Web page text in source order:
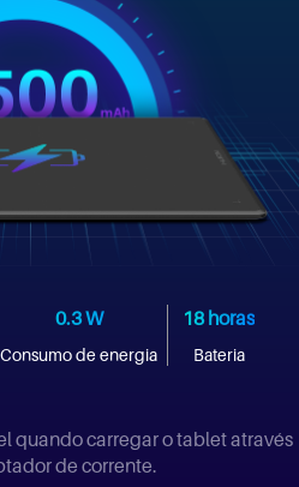
0.3 W
Consumo de energia
18 horas
Bateria
quando carregar o tablet através
de corrente.